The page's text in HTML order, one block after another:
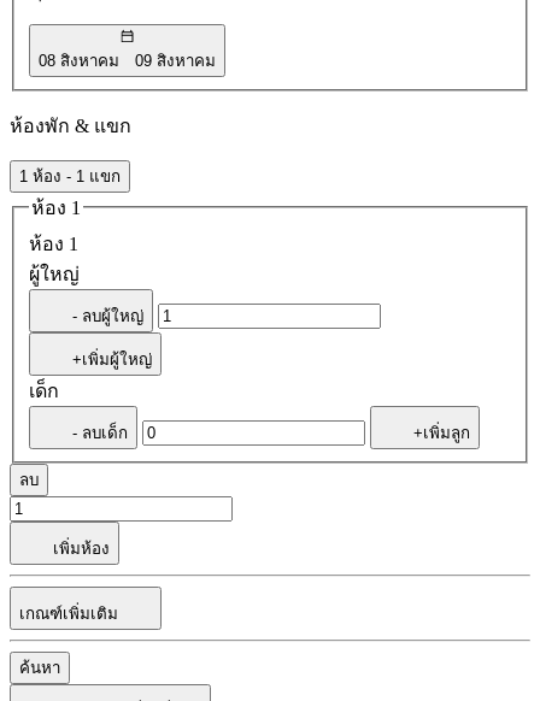
08 สิงหาคม 09 สิงหาคม
ห้องพัก & แขก
1 ห้อง - 1 แขก
ห้อง 1
ห้อง 1
ผู้ใหญ่
- ลบผู้ใหญ่
+เพิ่มผู้ใหญ่
เด็ก
- ลบเด็ก +เพิ่มลูก
ลบ
เพิ่มห้อง
เกณฑ์เพิ่มเติม
ค้นหา